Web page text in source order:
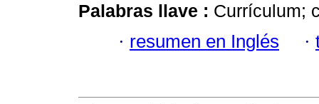
Palabras llave : Currículum;
· resumen en Inglés ·